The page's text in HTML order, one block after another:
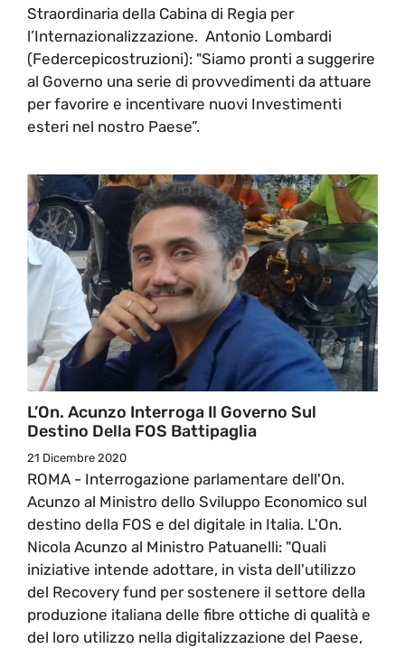
Straordinaria della Cabina di Regia per
l’Internazionalizzazione. Antonio Lombardi
(Federcepicostruzioni): "Siamo pronti a suggerire
al Governo una serie di provvedimenti da attuare
per favorire e incentivare nuovi Investimenti
esteri nel nostro Paese”.
L’On. Acunzo Interroga Il Governo Sul
Destino Della FOS Battipaglia
21 Dicembre 2020
ROMA - Interrogazione parlamentare dell'On.
Acunzo al Ministro dello Sviluppo Economico sul
destino della FOS e del digitale in Italia. L'On.
Nicola Acunzo al Ministro Patuanelli: "Quali
iniziative intende adottare, in vista dell'utilizzo
del Recovery fund per sostenere il settore della
produzione italiana delle fibre ottiche di qualità e
del loro utilizzo nella digitalizzazione del Paese,